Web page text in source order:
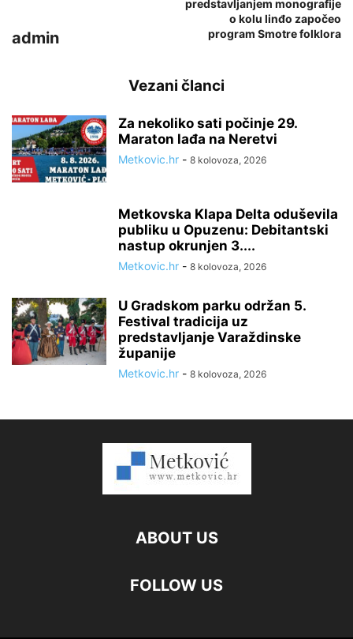
predstavljanjem monografije
o kolu linđo započeo
program Smotre folklora
admin
Vezani članci
Za nekoliko sati počinje 29.
Maraton lađa na Neretvi
Metkovic.hr - 8 kolovoza, 2026
Metkovska Klapa Delta oduševila
publiku u Opuzenu: Debitantski
nastup okrunjen 3....
Metkovic.hr - 8 kolovoza, 2026
U Gradskom parku održan 5.
Festival tradicija uz
predstavljanje Varaždinske
županije
Metkovic.hr - 8 kolovoza, 2026
ABOUT US
FOLLOW US